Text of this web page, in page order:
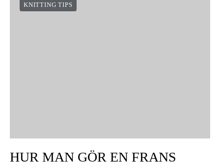
KNITTING TIPS
HUR MAN GÖR EN FRANS